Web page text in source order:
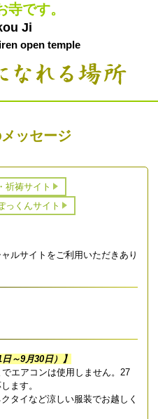
寺です。
Ji
open temple
ッセージ
祈祷サイト
っくんサイト
ルサイトをご利用いただきあり
～9月30日）】
エアコンは使用しません。27
ます。
タイなど涼しい服装でお越しく